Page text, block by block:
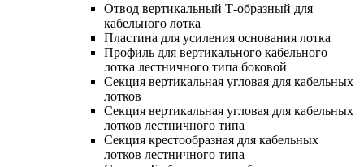
Отвод вертикальный Т-образный для
кабельного лотка
Пластина для усиления основания лотка
Профиль для вертикального кабельного
лотка лестничного типа боковой
Секция вертикальная угловая для кабельных
лотков
Секция вертикальная угловая для кабельных
лотков лестничного типа
Секция крестообразная для кабельных
лотков лестничного типа